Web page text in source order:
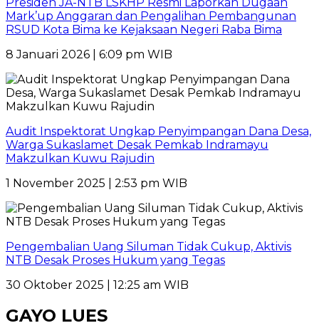
Mark’up Anggaran dan Pengalihan Pembangunan
RSUD Kota Bima ke Kejaksaan Negeri Raba Bima
8 Januari 2026 | 6:09 pm WIB
Audit Inspektorat Ungkap Penyimpangan Dana Desa,
Warga Sukaslamet Desak Pemkab Indramayu
Makzulkan Kuwu Rajudin
1 November 2025 | 2:53 pm WIB
Pengembalian Uang Siluman Tidak Cukup, Aktivis
NTB Desak Proses Hukum yang Tegas
30 Oktober 2025 | 12:25 am WIB
GAYO LUES